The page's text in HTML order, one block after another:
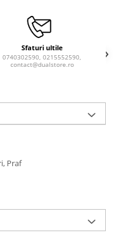
Sfaturi ultile
0740302590, 0215552590,
contact@dualstore.ro
Praf